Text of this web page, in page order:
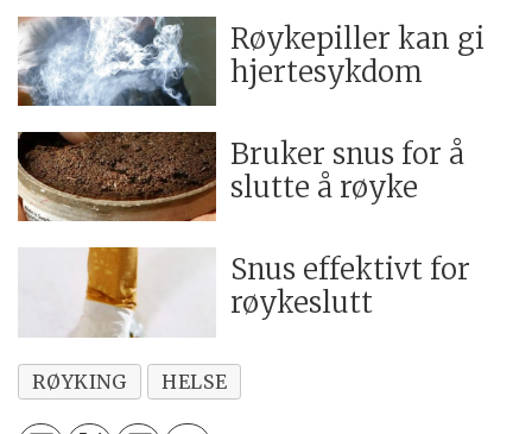
Røykepiller kan gi
hjertesykdom
Bruker snus for å
slutte å røyke
Snus effektivt for
røykeslutt
RØYKING HELSE